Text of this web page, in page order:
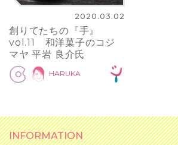
2020.03.02
創りてたちの『手』
vol.11 和洋菓子のコジ
マヤ 平岩 良介氏
HARUKA
INFORMATION